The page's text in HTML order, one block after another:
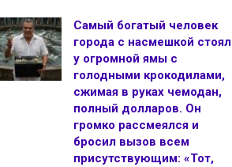
Самый богатый человек
города с насмешкой стоял
у огромной ямы с
голодными крокодилами,
сжимая в руках чемодан,
полный долларов. Он
громко рассмеялся и
бросил вызов всем
присутствующим: «Тот,